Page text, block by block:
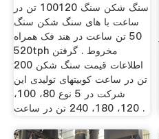
سنگ شکن سنگ 100120 تن در
ساعت با های سنگ شکن سنگ
50 تن ساعت در هند فک همراه
520tph مخروط . گرفتن
اطلاعات قیمت سنگ شکن 200
تن در ساعت کوبیتهای تولیدی این
شرکت در 5 نوع 80، 100،
120، 180، 240 تن در ساعت .